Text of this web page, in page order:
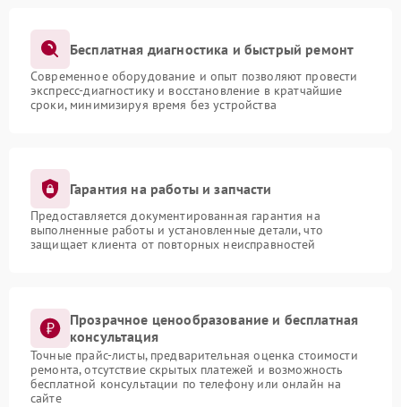
Бесплатная диагностика и быстрый ремонт
Современное оборудование и опыт позволяют провести
экспресс-диагностику и восстановление в кратчайшие
сроки, минимизируя время без устройства
Гарантия на работы и запчасти
Предоставляется документированная гарантия на
выполненные работы и установленные детали, что
защищает клиента от повторных неисправностей
Прозрачное ценообразование и бесплатная
консультация
Точные прайс-листы, предварительная оценка стоимости
ремонта, отсутствие скрытых платежей и возможность
бесплатной консультации по телефону или онлайн на
сайте